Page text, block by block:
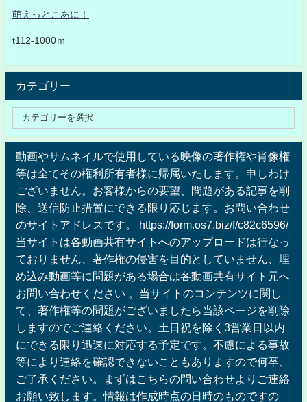
萌えっとこあに！
t112-1000ｍ
カテゴリー
動画やサムネイルで使用している映像の著作権や肖像権
等は全てその権利所有者様に帰属いたします。申しわけ
ございません。お客様からの要望、問題がある記事を削
除、送信防止措置にできる限り応じます。お問い合わせ
のサイトアドレスです。 https://form.os7.biz/f/c82c6596/
当サイトは各動画共有サイトへのアップロードは行なっ
ておりません、著作権の侵害を目的としていません、埋
め込み動画等に問題がある場合は各動画共有サイト元へ
お問い合わせください 。当サイトのコンテンツに関し
て、著作権等の問題がございましたら当該ページを削除
しますのでご連絡ください。土日祝を除く3営業日以内
にできる限り迅速に対応する予定です。不慮による事故
等により連絡を確認できないこともありますので何卒、
ご了承ください。まずはこちらの問い合わせよりご連絡
お願い致します。情報は作成時点の日時のものですの